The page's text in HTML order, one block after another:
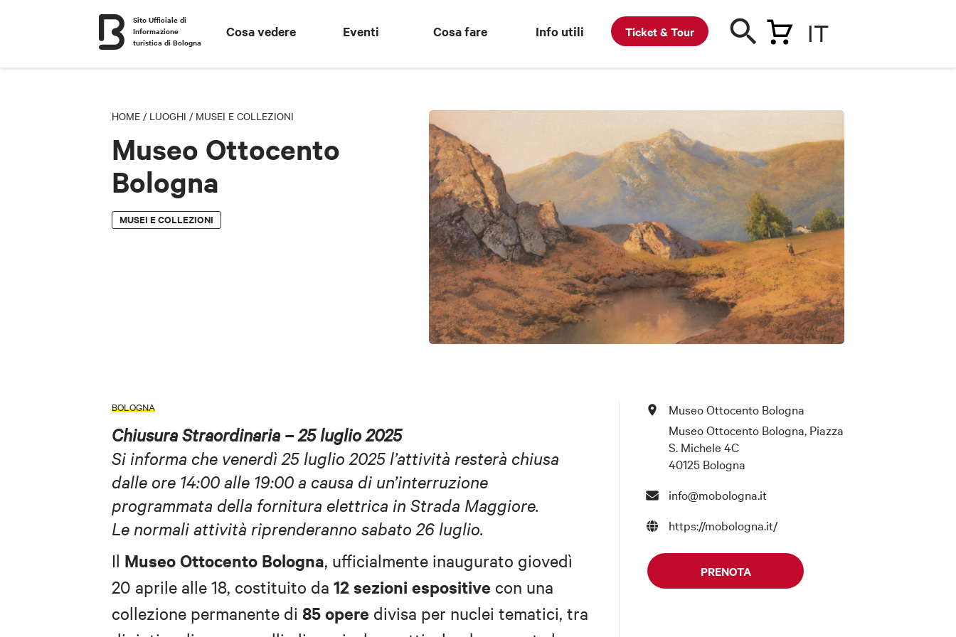
Sito Ufficiale di
Informazione
turistica di Bologna
Cosa vedere Eventi Cosa fare Info utili Ticket & Tour IT
HOME / LUOGHI / MUSEI E COLLEZIONI
Museo Ottocento
Bologna
MUSEI E COLLEZIONI
BOLOGNA
Chiusura Straordinaria – 25 luglio 2025
Si informa che venerdì 25 luglio 2025 l’attività resterà chiusa
dalle ore 14:00 alle 19:00 a causa di un’interruzione
programmata della fornitura elettrica in Strada Maggiore.
Le normali attività riprenderanno sabato 26 luglio.
Il Museo Ottocento Bologna, ufficialmente inaugurato giovedì
20 aprile alle 18, costituito da 12 sezioni espositive con una
collezione permanente di 85 opere divisa per nuclei tematici, tra
Museo Ottocento Bologna
Museo Ottocento Bologna, Piazza
S. Michele 4C
40125 Bologna
info@mobologna.it
https://mobologna.it/
PRENOTA